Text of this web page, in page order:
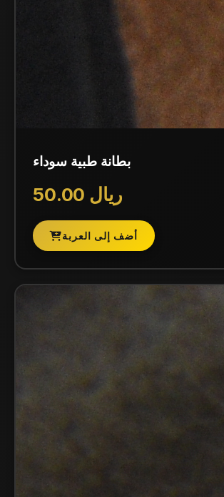
بطانة طبية سوداء
50.00 ريال
أضف إلى العربة